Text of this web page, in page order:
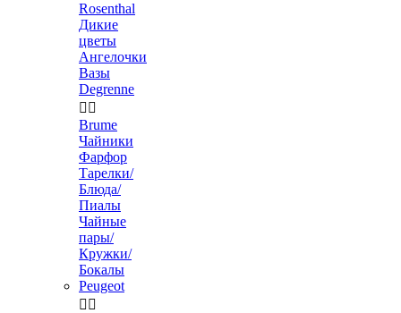
Rosenthal
Дикие
цветы
Ангелочки
Вазы
Degrenne
 
Brume
Чайники
Фарфор
Тарелки/
Блюда/
Пиалы
Чайные
пары/
Кружки/
Бокалы
Peugeot
 